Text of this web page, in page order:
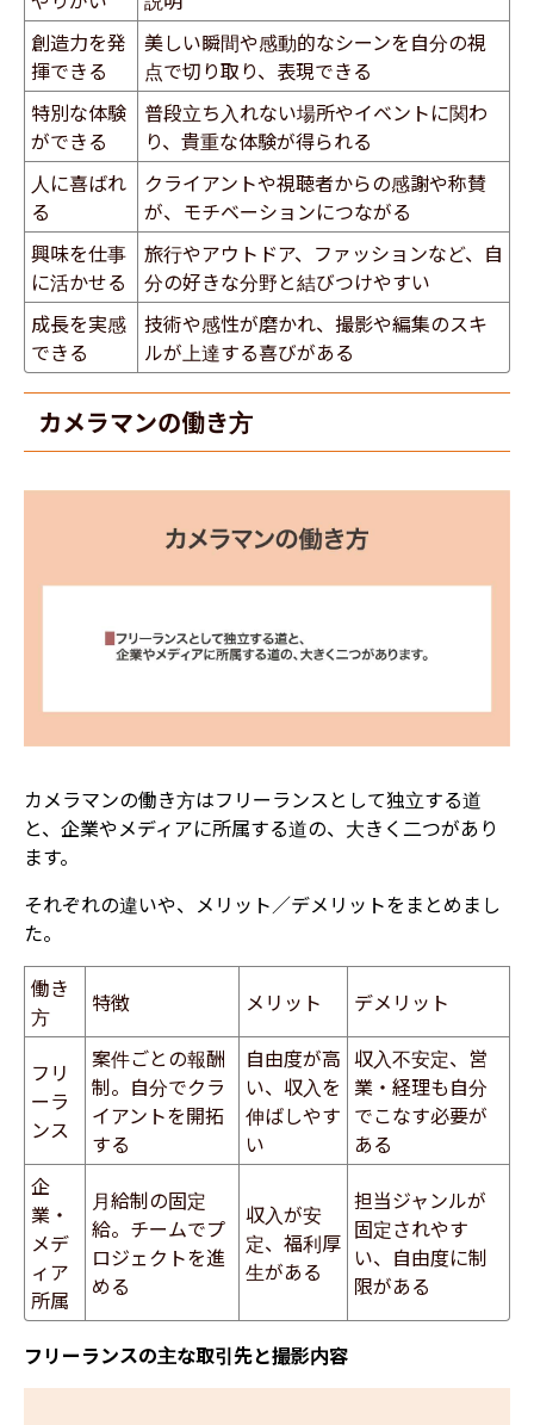
創造力を発
揮できる
美しい瞬間や感動的なシーンを自分の視
点で切り取り、表現できる
特別な体験
ができる
普段立ち入れない場所やイベントに関わ
り、貴重な体験が得られる
人に喜ばれ
る
クライアントや視聴者からの感謝や称賛
が、モチベーションにつながる
興味を仕事
に活かせる
旅行やアウトドア、ファッションなど、自
分の好きな分野と結びつけやすい
成長を実感
できる
技術や感性が磨かれ、撮影や編集のスキ
ルが上達する喜びがある
カメラマンの働き方
カメラマンの働き方はフリーランスとして独立する道
と、企業やメディアに所属する道の、大きく二つがあり
ます。
それぞれの違いや、メリット／デメリットをまとめまし
た。
働き
方
特徴 メリット デメリット
フリ
ーラ
ンス
案件ごとの報酬
制。自分でクラ
イアントを開拓
する
自由度が高
い、収入を
伸ばしやす
い
収入不安定、営
業・経理も自分
でこなす必要が
ある
企
業・
メデ
ィア
所属
月給制の固定
給。チームでプ
ロジェクトを進
める
収入が安
定、福利厚
生がある
担当ジャンルが
固定されやす
い、自由度に制
限がある
フリーランスの主な取引先と撮影内容